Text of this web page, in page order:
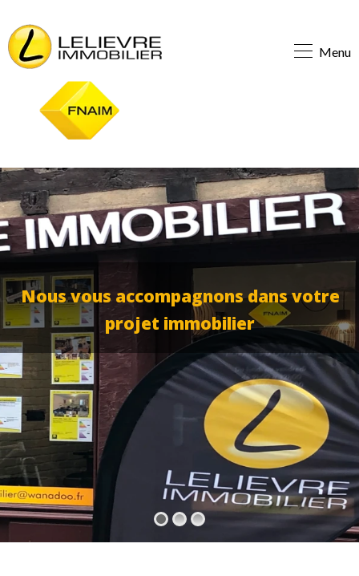
Menu
Nous vous accompagnons dans votre
projet immobilier